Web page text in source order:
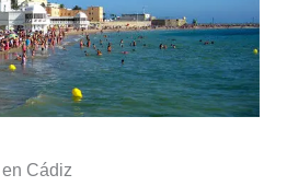
Cádiz